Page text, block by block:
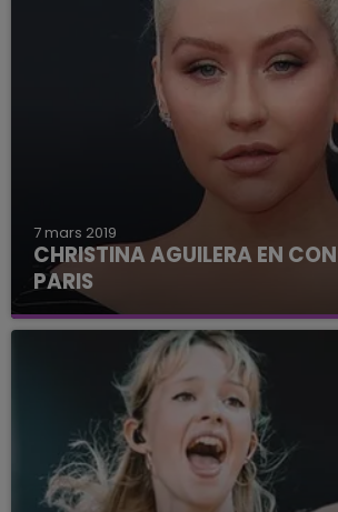
7 mars 2019
CHRISTINA AGUILERA EN
PARIS
13 ans après, elle fait son grand